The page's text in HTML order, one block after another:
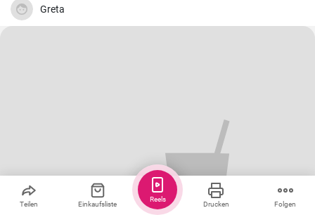
Greta
Teilen Einkaufsliste Drucken Folgen
Reels